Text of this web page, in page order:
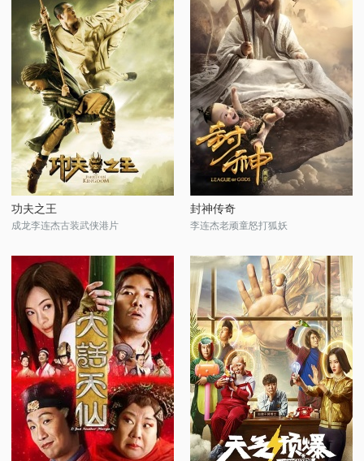
功夫之王
成龙李连杰古装武侠港片
封神传奇
李连杰老顽童怒打狐妖